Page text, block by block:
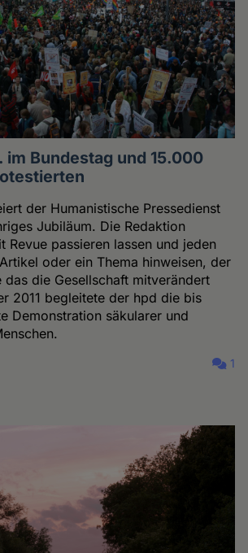
im Bundestag und 15.000
der Humanistische Pressedienst
Jubiläum. Die Redaktion
Revue passieren lassen und jeden
oder ein Thema hinweisen, der
das die Gesellschaft mitverändert
2011 begleitete der hpd die bis
Demonstration säkularer und
1